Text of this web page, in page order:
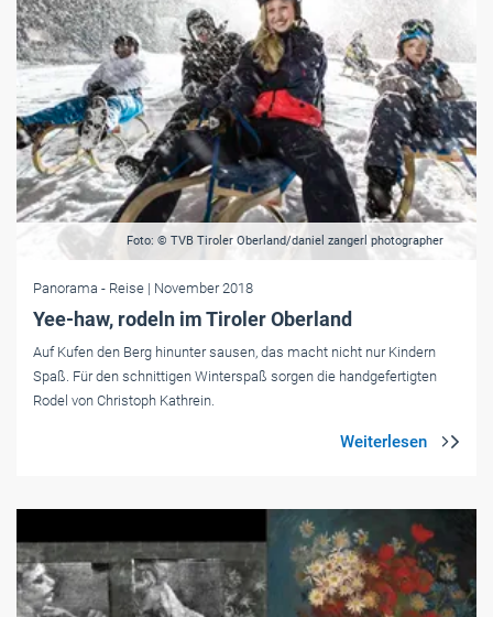
Foto: © TVB Tiroler Oberland/daniel zangerl photographer
Panorama - Reise | November 2018
Yee-haw, rodeln im Tiroler Oberland
Auf Kufen den Berg hinunter sausen, das macht nicht nur Kindern
Spaß. Für den schnittigen Winterspaß sorgen die handgefertigten
Rodel von Christoph Kathrein.